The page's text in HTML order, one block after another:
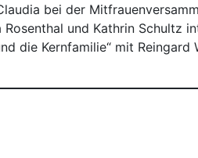
bei der
und Kathrin Schultz
die Kernfamilie“ mit